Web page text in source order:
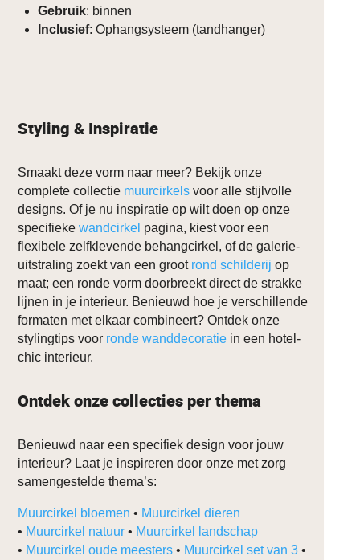
Gebruik: binnen
Inclusief: Ophangsysteem (tandhanger)
Styling & Inspiratie
Smaakt deze vorm naar meer? Bekijk onze
complete collectie muurcirkels voor alle stijlvolle
designs. Of je nu inspiratie op wilt doen op onze
specifiekewandcirkel pagina, kiest voor een
flexibele zelfklevende behangcirkel, of de galerie-
uitstraling zoekt van een groot rond schilderij op
maat; een ronde vorm doorbreekt direct de strakke
lijnen in je interieur. Benieuwd hoe je verschillende
formaten met elkaar combineert? Ontdek onze
stylingtips voor ronde wanddecoratie in een hotel-
chic interieur.
Ontdek onze collecties per thema
Benieuwd naar een specifiek design voor jouw
interieur? Laat je inspireren door onze met zorg
samengestelde thema’s:
Muurcirkel bloemen • Muurcirkel dieren
• Muurcirkel natuur • Muurcirkel landschap
• Muurcirkel oude meesters • Muurcirkel set van 3 •